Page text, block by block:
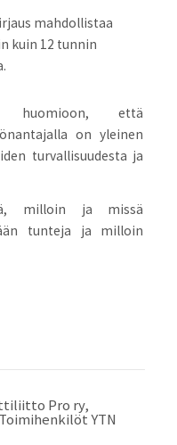
mahdollistaa
kuin 12 tunnin
huomioon, että
on yleinen
turvallisuudesta ja
milloin ja missä
tunteja ja milloin
Pro ry,
YTN